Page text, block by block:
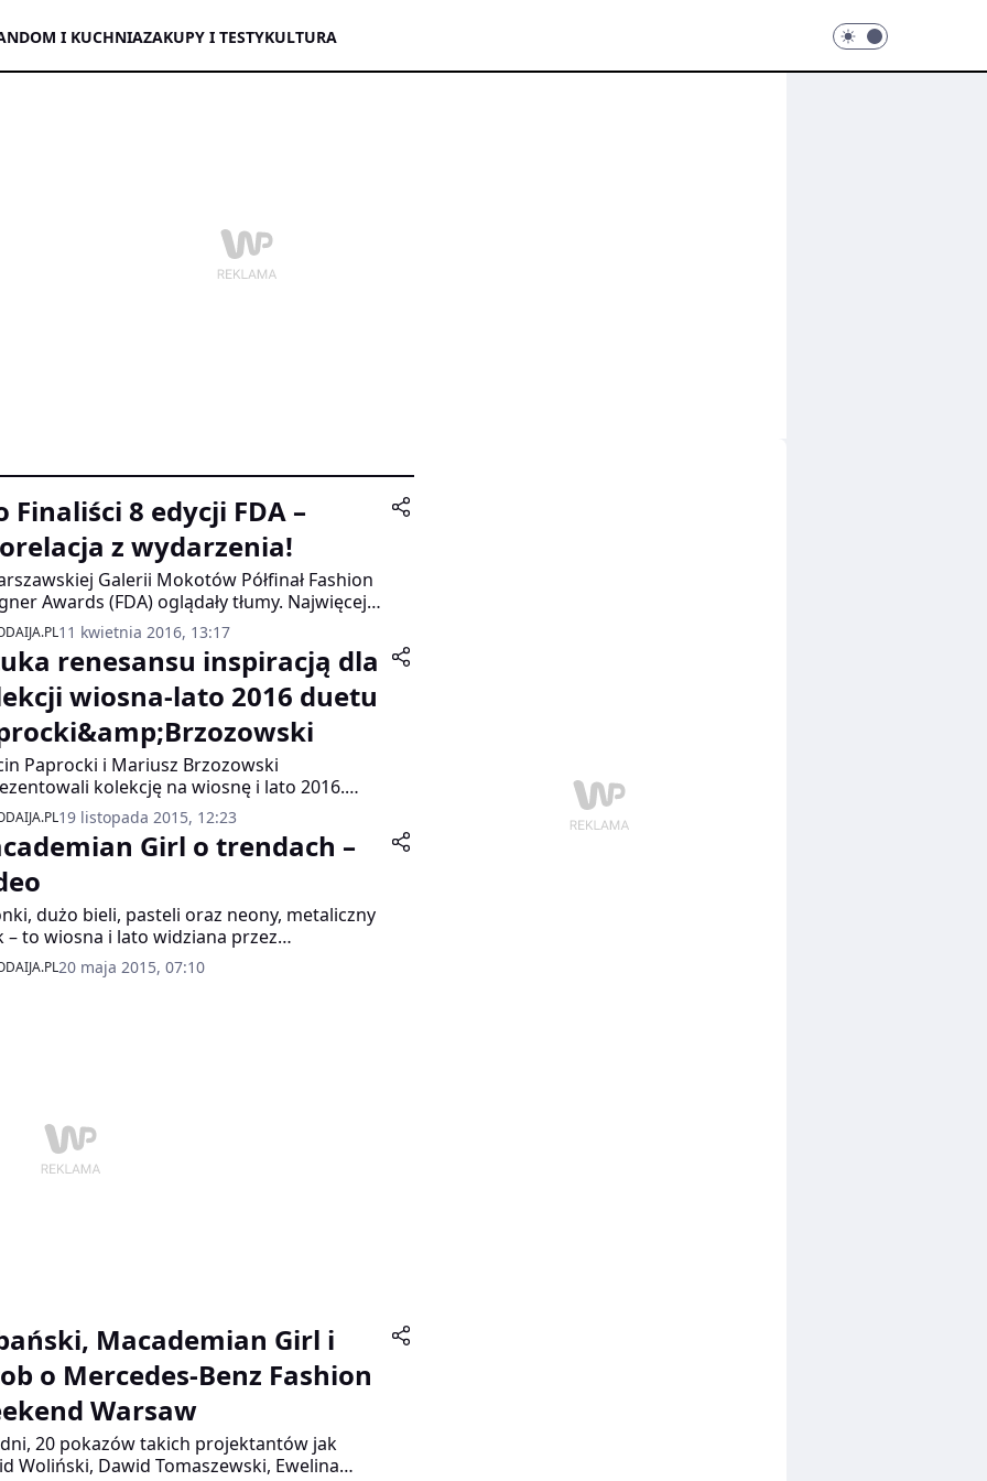
DOM I KUCHNIAZAKUPY I TESTYKULTURA
Finaliści 8 edycji FDA –
z wydarzenia!
Galerii Mokotów Półfinał Fashion
Awards (FDA) oglądały tłumy. Najwięcej
wzbudziły pokazy młodych projektantów,
nie jedyny punkt programu modowego
przez organizatorów.
11 kwietnia 2016, 13:17
renesansu inspiracją dla
wiosna-lato 2016 duetu
Paprocki i Mariusz Brzozowski
kolekcję na wiosnę i lato 2016.
do jej powstania była sztuka renesansu,
jeden z obrazów Leonarda da Vinci.
projektantów pokazał kreacje w pastelowych,
kolorach, uszyte z materiałów o
fakturach i odznaczające się
kobiecym krojem.
19 listopada 2015, 12:23
Girl o trendach –
dużo bieli, pasteli oraz neony, metaliczny
– to wiosna i lato widziana przez
Girl. Blogerka modowa poleca też
na coraz popularniejsze boho.
20 maja 2015, 07:10
Macademian Girl i
o Mercedes-Benz Fashion
Warsaw
20 pokazów takich projektantów jak
Woliński, Dawid Tomaszewski, Ewelina